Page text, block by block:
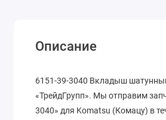
Описание
6151-39-3040 Вкладыш
«ТрейдГрупп». Мы отправим
3040» для Komatsu (Комацу) в